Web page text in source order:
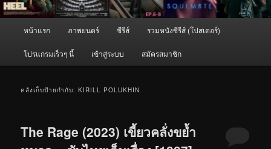
หน้าแรก ภาพยนตร์ ซีรีส์ รวมหนังซีรีส์ (โปสเตอร์)
โปรแกรมเร็วๆ นี้ เข้าสู่ระบบ สมัครสมาชิก
คลังเก็บป้ายกำกับ:KIRILL POLUKHIN
The Rage (2023) เขี้ยวคลั่งขย้ำ